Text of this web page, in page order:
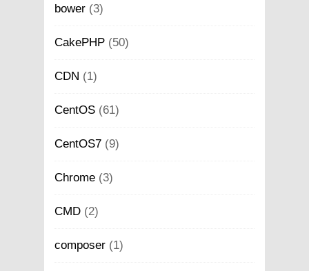
bower (3)
CakePHP (50)
CDN (1)
CentOS (61)
CentOS7 (9)
Chrome (3)
CMD (2)
composer (1)